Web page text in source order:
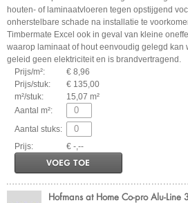
houten- of laminaatvloeren tegen opstijgend
onherstelbare schade na installatie te
Timbermate Excel ook in geval van kleine
waarop laminaat of hout eenvoudig gelegd kan
geleid geen elektriciteit en is brandvertragend.
Prijs/m²:
€ 8,96
Prijs/stuk:
€ 135,00
m²/stuk:
15,07 m²
Aantal m²:
Aantal stuks:
Prijs:
€ -,--
VOEG TOE
Hofmans at Home Co-pro Alu-